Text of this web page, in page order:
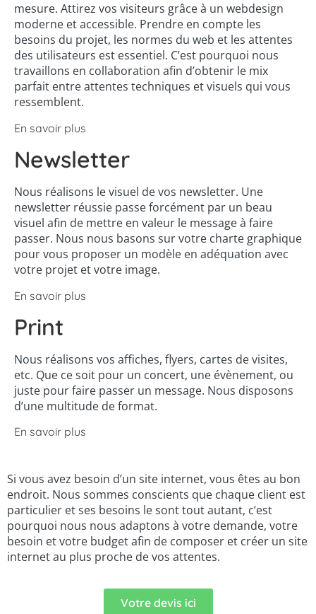
Si vous avez besoin d’un site internet, vous êtes au bon
endroit. Nous sommes conscients que chaque client est
particulier et ses besoins le sont tout autant, c’est
pourquoi nous nous adaptons à votre demande, votre
besoin et votre budget afin de composer et créer un site
internet au plus proche de vos attentes.
Votre devis ici
mesure. Attirez vos visiteurs grâce à un webdesign
moderne et accessible. Prendre en compte les
besoins du projet, les normes du web et les attentes
des utilisateurs est essentiel. C’est pourquoi nous
travaillons en collaboration afin d’obtenir le mix
parfait entre attentes techniques et visuels qui vous
ressemblent.
En savoir plus
Newsletter
Nous réalisons le visuel de vos newsletter. Une
newsletter réussie passe forcément par un beau
visuel afin de mettre en valeur le message à faire
passer. Nous nous basons sur votre charte graphique
pour vous proposer un modèle en adéquation avec
votre projet et votre image.
En savoir plus
Print
Nous réalisons vos affiches, flyers, cartes de visites,
etc. Que ce soit pour un concert, une évènement, ou
juste pour faire passer un message. Nous disposons
d’une multitude de format.
En savoir plus